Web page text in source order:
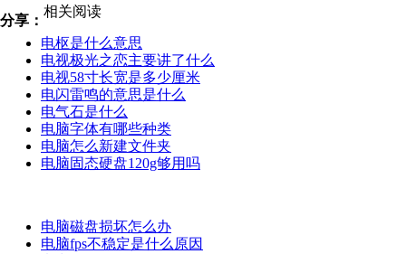
分享：
相关阅读
电枢是什么意思
电视极光之恋主要讲了什么
电视58寸长宽是多少厘米
电闪雷鸣的意思是什么
电气石是什么
电脑字体有哪些种类
电脑怎么新建文件夹
电脑固态硬盘120g够用吗
电脑磁盘损坏怎么办
电脑fps不稳定是什么原因